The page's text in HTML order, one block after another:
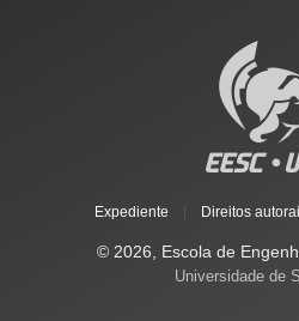
Expediente Direitos
© 2026, Escola de
Universidade de